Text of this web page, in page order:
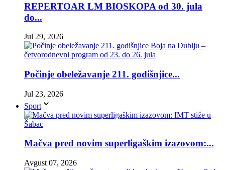
REPERTOAR LM BIOSKOPA od 30. jula
do...
Jul 29, 2026
Počinje obeležavanje 211. godišnjice...
Jul 23, 2026
Sport
Mačva pred novim superligaškim izazovom:...
Avgust 07, 2026